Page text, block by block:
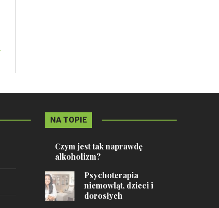
NA TOPIE
Czym jest tak naprawdę
alkoholizm?
Psychoterapia
niemowląt, dzieci i
dorosłych